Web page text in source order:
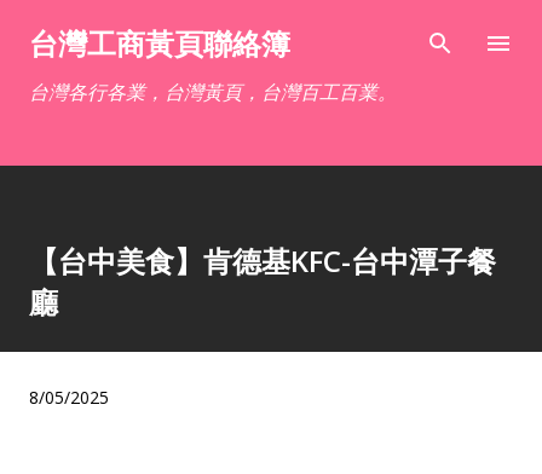
跳到主要內容
台灣工商黃頁聯絡簿
台灣各行各業，台灣黃頁，台灣百工百業。
【台中美食】肯德基KFC-台中潭子餐
廳
8/05/2025